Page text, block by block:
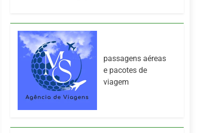
passagens aéreas
e pacotes de
viagem